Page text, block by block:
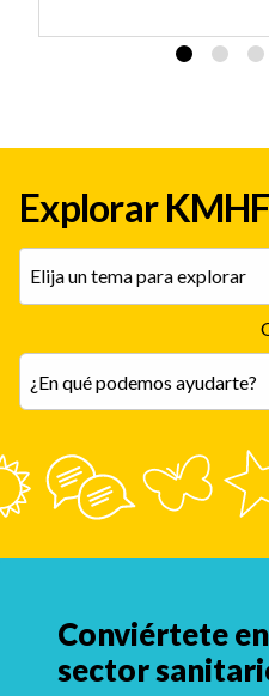
Explorar KMHF
Conviértete
sector